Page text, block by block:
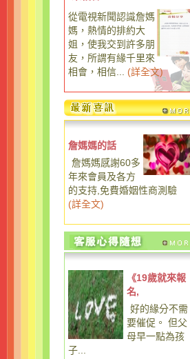
從電視新聞認識詹媽
媽，熱情的排約大
姐，使我交到許多朋
友，所謂有緣千里來
相會，相信...
(詳全文)
詹媽媽的話
詹媽媽感謝60多
年來會員及各方
的支持,免費婚姻性商測驗
(詳全文)
《19歲就來報
名,
好的緣分不需
要催促。 但父
母早一點為孩
子...